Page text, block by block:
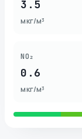
3.5
мкг/м³
NO₂
0.6
мкг/м³